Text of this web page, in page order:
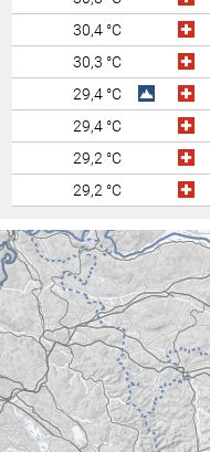
30,4 °C
30,3 °C
29,4 °C
29,4 °C
29,2 °C
29,2 °C
28,4 °C
28,3 °C
28,3 °C
28,2 °C
28,2 °C
28,1 °C
28,0 °C